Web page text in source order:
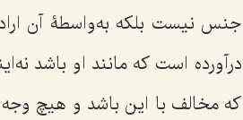
جنس نیست بلکه به‌واسطۀ آن
درآورده است که مانند او باشد
که مخالف با این باشد و هیچ